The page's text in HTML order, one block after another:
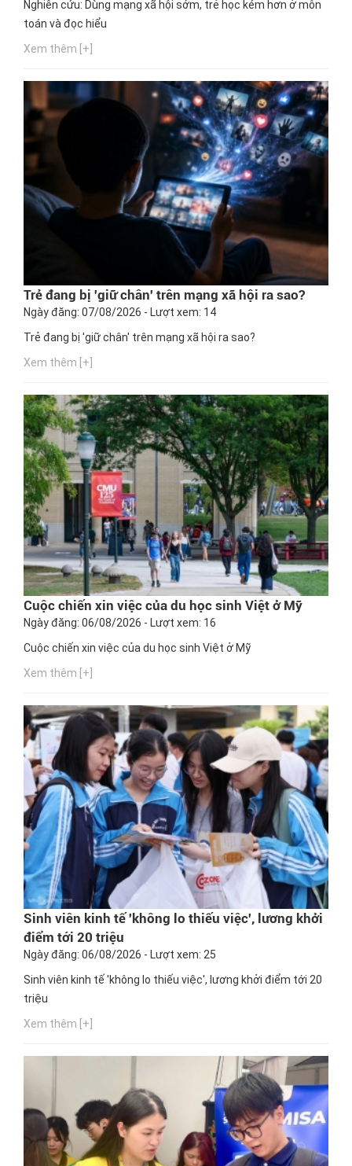
Nghiên cứu: Dùng mạng xã hội sớm, trẻ học kém hơn ở môn
toán và đọc hiểu
Xem thêm [+]
Trẻ đang bị 'giữ chân' trên mạng xã hội ra sao?
Ngày đăng: 07/08/2026 - Lượt xem: 14
Trẻ đang bị 'giữ chân' trên mạng xã hội ra sao?
Xem thêm [+]
Cuộc chiến xin việc của du học sinh Việt ở Mỹ
Ngày đăng: 06/08/2026 - Lượt xem: 16
Cuộc chiến xin việc của du học sinh Việt ở Mỹ
Xem thêm [+]
Sinh viên kinh tế 'không lo thiếu việc', lương khởi
điểm tới 20 triệu
Ngày đăng: 06/08/2026 - Lượt xem: 25
Sinh viên kinh tế 'không lo thiếu việc', lương khởi điểm tới 20
triệu
Xem thêm [+]